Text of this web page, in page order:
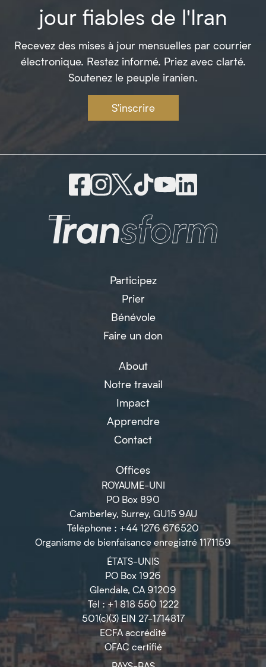
jour fiables de l'Iran
Recevez des mises à jour mensuelles par courrier
électronique. Restez informé. Priez avec clarté.
Soutenez le peuple iranien.
S'inscrire
Participez
Prier
Bénévole
Faire un don
About
Notre travail
Impact
Apprendre
Contact
Offices
ROYAUME-UNI
PO Box 890
Camberley, Surrey, GU15 9AU
Téléphone : +44 1276 676520
Organisme de bienfaisance enregistré 1171159
ÉTATS-UNIS
PO Box 1926
Glendale, CA 91209
Tél : +1 818 550 1222
501(c)(3) EIN 27-1714817
ECFA accrédité
OFAC certifié